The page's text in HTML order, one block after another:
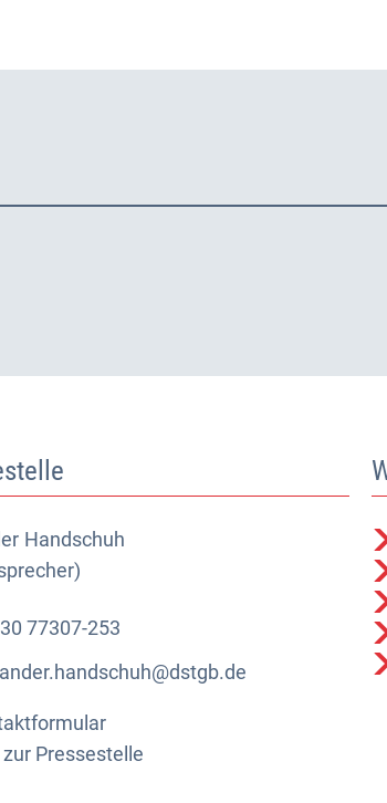
Handschuh
Handschuh (Pressesprecher)
77307-253
Pressestelle